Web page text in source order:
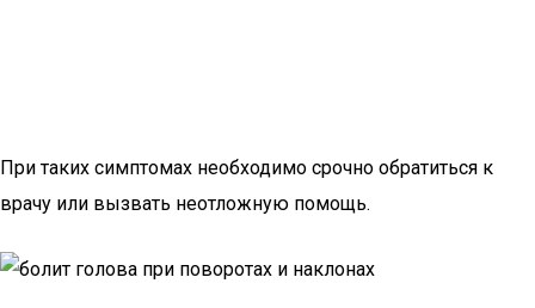
При таких симптомах необходимо срочно обратиться к
врачу или вызвать неотложную помощь.